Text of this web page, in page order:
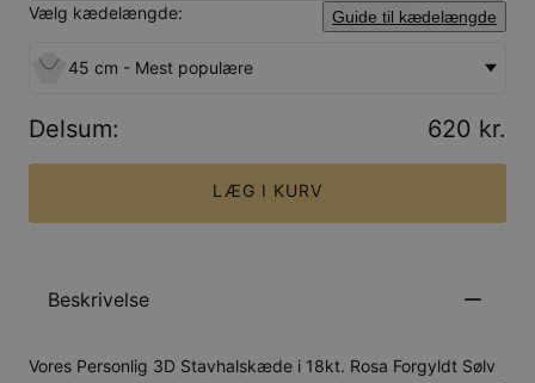
Vælg kædelængde: Guide til kædelængde
45 cm - Mest populære
Delsum: 620 kr.
LÆG I KURV
Beskrivelse
Vores Personlig 3D Stavhalskæde i 18kt. Rosa Forgyldt Sølv